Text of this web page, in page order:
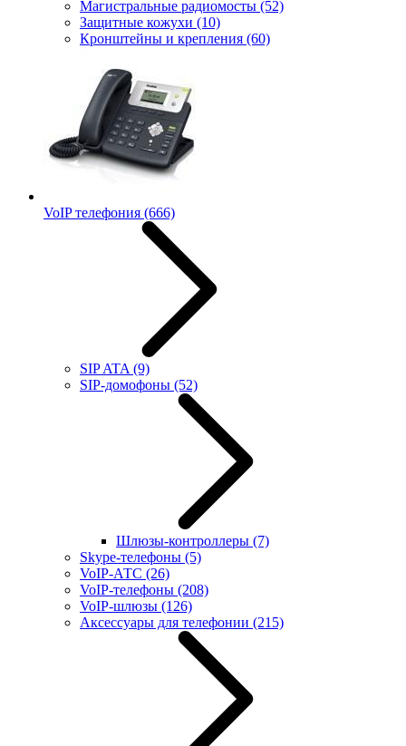
Магистральные радиомосты (52)
Защитные кожухи (10)
Кронштейны и крепления (60)
VoIP телефония (666)
SIP ATA (9)
SIP-домофоны (52)
Шлюзы-контроллеры (7)
Skype-телефоны (5)
VoIP-АТС (26)
VoIP-телефоны (208)
VoIP-шлюзы (126)
Аксессуары для телефонии (215)